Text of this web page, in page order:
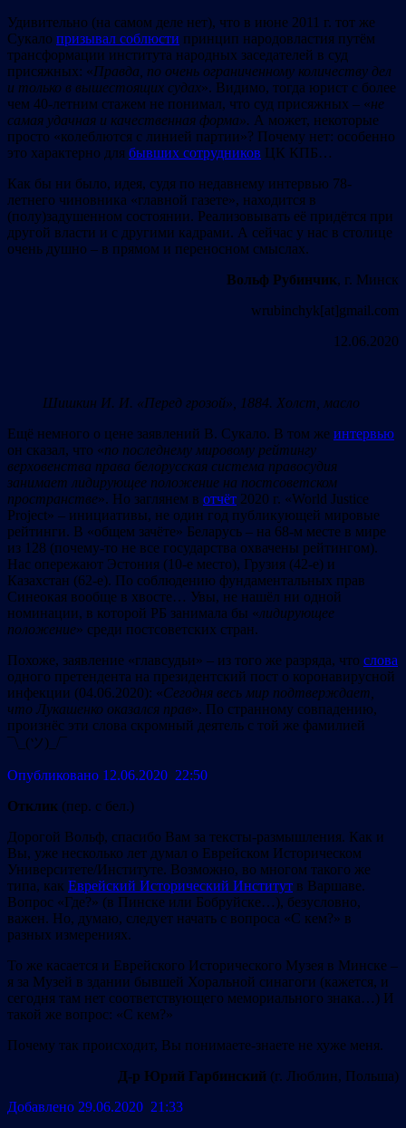
Удивительно (на самом деле нет), что в июне 2011 г. тот же
Сукало призывал соблюсти принцип народовластия путём
трансформации института народных заседателей в суд
присяжных: «Правда, по очень ограниченному количеству дел
и только в вышестоящих судах». Видимо, тогда юрист с более
чем 40-летним стажем не понимал, что суд присяжных – «не
самая удачная и качественная форма». А может, некоторые
просто «колеблются с линией партии»? Почему нет: особенно
это характерно для бывших сотрудников ЦК КПБ…
Как бы ни было, идея, судя по недавнему интервью 78-
летнего чиновника «главной газете», находится в
(полу)задушенном состоянии. Реализовывать её придётся при
другой власти и с другими кадрами. А сейчас у нас в столице
очень душно – в прямом и переносном смыслах.
Вольф Рубинчик, г. Минск
wrubinchyk[at]gmail.com
12.06.2020
Шишкин И. И. «Перед грозой», 1884. Холст, масло
Ещё немного о цене заявлений В. Сукало. В том же интервью
он сказал, что «по последнему мировому рейтингу
верховенства права белорусская система правосудия
занимает лидирующее положение на постсоветском
пространстве». Но заглянем в отчёт 2020 г. «World Justice
Project» – инициативы, не один год публикующей мировые
рейтинги. В «общем зачёте» Беларусь – на 68-м месте в мире
из 128 (почему-то не все государства охвачены рейтингом).
Нас опережают Эстония (10-е место), Грузия (42-е) и
Казахстан (62-е). По соблюдению фундаментальных прав
Синеокая вообще в хвосте… Увы, не нашёл ни одной
номинации, в которой РБ занимала бы «лидирующее
положение» среди постсоветских стран.
Похоже, заявление «главсудьи» – из того же разряда, что слова
одного претендента на президентский пост о коронавирусной
инфекции (04.06.2020): «Сегодня весь мир подтверждает,
что Лукашенко оказался прав». По странному совпадению,
произнёс эти слова скромный деятель с той же фамилией
¯\_(ツ)_/¯
Опубликовано 12.06.2020 22:50
Отклик (пер. с бел.)
Дорогой Вольф, спасибо Вам за тексты-размышления. Как и
Вы, уже несколько лет думал о Еврейском Историческом
Университете/Институте. Возможно, во многом такого же
типа, как Еврейский Исторический Институт в Варшаве.
Вопрос «Где?» (в Пинске или Бобруйске…), безусловно,
важен. Но, думаю, следует начать с вопроса «С кем?» в
разных измерениях.
То же касается и Еврейского Исторического Музея в Минске –
я за Музей в здании бывшей Хоральной синагоги (кажется, и
сегодня там нет соответствующего мемориального знака…) И
такой же вопрос: «С кем?»
Почему так происходит, Вы понимаете-знаете не хуже меня.
Д-р Юрий Гарбинский (г. Люблин, Польша)
Добавлено 29.06.2020 21:33